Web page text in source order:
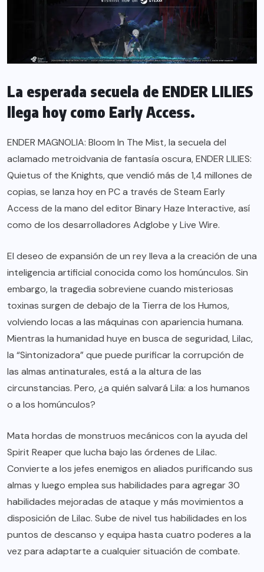
La esperada secuela de ENDER LILIES
llega hoy como Early Access.
ENDER MAGNOLIA: Bloom In The Mist, la secuela del
aclamado metroidvania de fantasía oscura, ENDER LILIES:
Quietus of the Knights, que vendió más de 1,4 millones de
copias, se lanza hoy en PC a través de Steam Early
Access de la mano del editor Binary Haze Interactive, así
como de los desarrolladores Adglobe y Live Wire.
El deseo de expansión de un rey lleva a la creación de una
inteligencia artificial conocida como los homúnculos. Sin
embargo, la tragedia sobreviene cuando misteriosas
toxinas surgen de debajo de la Tierra de los Humos,
volviendo locas a las máquinas con apariencia humana.
Mientras la humanidad huye en busca de seguridad, Lilac,
la “Sintonizadora” que puede purificar la corrupción de
las almas antinaturales, está a la altura de las
circunstancias. Pero, ¿a quién salvará Lila: a los humanos
o a los homúnculos?
Mata hordas de monstruos mecánicos con la ayuda del
Spirit Reaper que lucha bajo las órdenes de Lilac.
Convierte a los jefes enemigos en aliados purificando sus
almas y luego emplea sus habilidades para agregar 30
habilidades mejoradas de ataque y más movimientos a
disposición de Lilac. Sube de nivel tus habilidades en los
puntos de descanso y equipa hasta cuatro poderes a la
vez para adaptarte a cualquier situación de combate.